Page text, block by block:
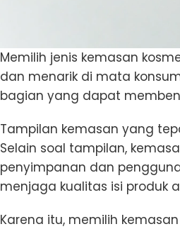
Memilih jenis kemasan
dan menarik di mata
bagian yang dapat
Tampilan kemasan yang
Selain soal tampilan,
penyimpanan dan
menjaga kualitas isi produk
Karena itu, memilih